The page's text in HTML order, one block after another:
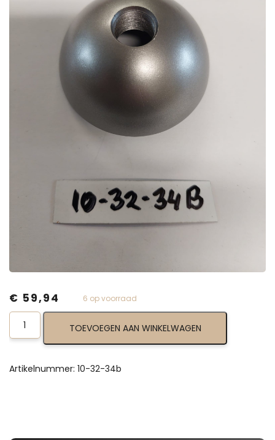
6 op voorraad
€ 59,94
Pole
Light
Lens
10-
TOEVOEGEN AAN WINKELWAGEN
Artikelnummer: 10-32-34b